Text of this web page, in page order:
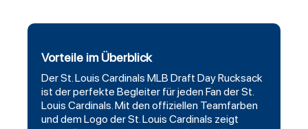
Vorteile im Überblick
DerSt. Louis Cardinals MLB Draft Day Rucksack
ist der perfekte Begleiter für jeden Fan der St.
Louis Cardinals. Mit den offiziellen Teamfarben
und dem Logo der St. Louis Cardinals zeigt